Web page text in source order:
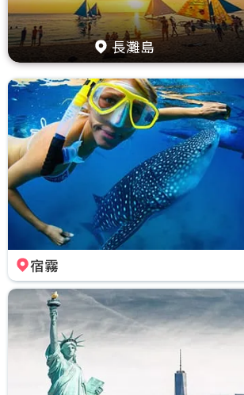
長灘島
宿霧